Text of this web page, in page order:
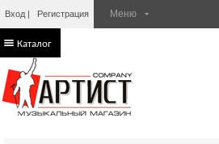
Вход Регистрация
Каталог